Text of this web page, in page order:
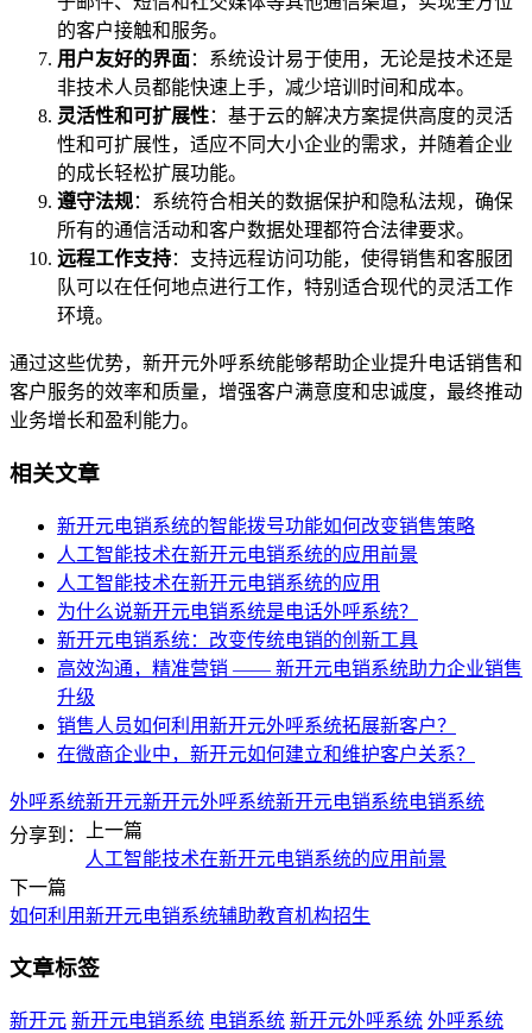
的客户接触和服务。
用户友好的界面：系统设计易于使用，无论是技术还是
非技术人员都能快速上手，减少培训时间和成本。
灵活性和可扩展性：基于云的解决方案提供高度的灵活
性和可扩展性，适应不同大小企业的需求，并随着企业
的成长轻松扩展功能。
遵守法规：系统符合相关的数据保护和隐私法规，确保
所有的通信活动和客户数据处理都符合法律要求。
远程工作支持：支持远程访问功能，使得销售和客服团
队可以在任何地点进行工作，特别适合现代的灵活工作
环境。
通过这些优势，新开元外呼系统能够帮助企业提升电话销售和
客户服务的效率和质量，增强客户满意度和忠诚度，最终推动
业务增长和盈利能力。
相关文章
新开元电销系统的智能拨号功能如何改变销售策略
人工智能技术在新开元电销系统的应用前景
人工智能技术在新开元电销系统的应用
为什么说新开元电销系统是电话外呼系统？
新开元电销系统：改变传统电销的创新工具
高效沟通，精准营销 —— 新开元电销系统助力企业销售
升级
销售人员如何利用新开元外呼系统拓展新客户？
在微商企业中，新开元如何建立和维护客户关系？
外呼系统新开元新开元外呼系统新开元电销系统电销系统
分享到：
上一篇
人工智能技术在新开元电销系统的应用前景
下一篇
如何利用新开元电销系统辅助教育机构招生
文章标签
新开元 新开元电销系统 电销系统 新开元外呼系统 外呼系统